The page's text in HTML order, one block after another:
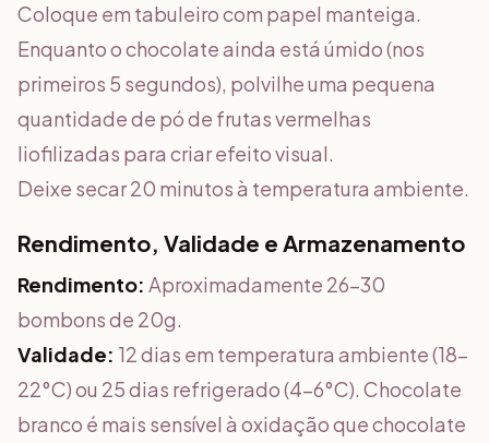
Coloque em tabuleiro com papel manteiga.
Enquanto o chocolate ainda está úmido (nos
primeiros 5 segundos), polvilhe uma pequena
quantidade de pó de frutas vermelhas
liofilizadas para criar efeito visual.
Deixe secar 20 minutos à temperatura ambiente.
Rendimento, Validade e Armazenamento
Rendimento: Aproximadamente 26-30
bombons de 20g.
Validade: 12 dias em temperatura ambiente (18-
22°C) ou 25 dias refrigerado (4-6°C). Chocolate
branco é mais sensível à oxidação que chocolate